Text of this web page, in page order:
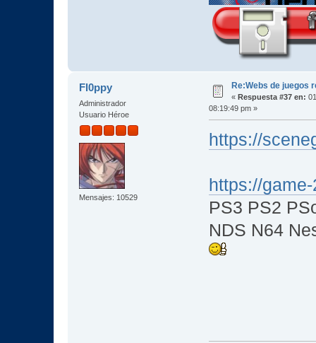
Fl0ppy
Administrador
Usuario Héroe
Mensajes: 10529
Re:Webs de juegos
« Respuesta #37 en:
08:19:49 pm »
https://
https://
PS3 PS2
NDS N64